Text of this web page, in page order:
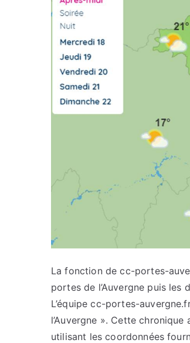
La fonction de cc-portes-
portes de l’Auvergne puis
L’équipe cc-portes-
l’Auvergne ». Cette
utilisant les coordonnées